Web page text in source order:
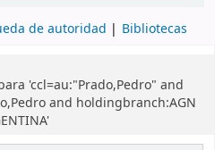
de autoridad Bibliotecas
'ccl=au:"Prado,Pedro" and
and holdingbranch:AGN